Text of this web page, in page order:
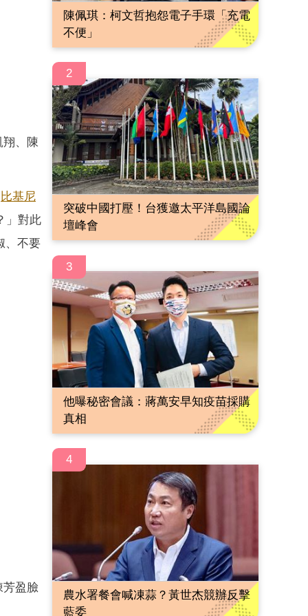
翔、陳
比基尼
」對此
、不要
盈臉
陳佩琪：柯文哲抱怨電子手環「充電
不便」
2
突破中國打壓！台獲邀太平洋島國論
壇峰會
3
他曝秘密會議：蔣萬安早知疫苗採購
真相
4
農水署餐會喊凍蒜？黃世杰競辦反擊
藍委